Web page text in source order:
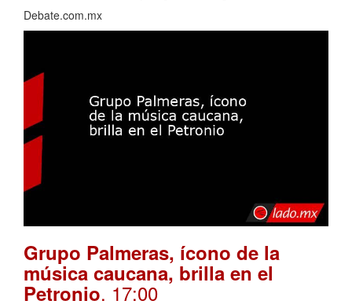
Debate.com.mx
Grupo Palmeras, ícono de la
música caucana, brilla en el
Petronio. 17:00